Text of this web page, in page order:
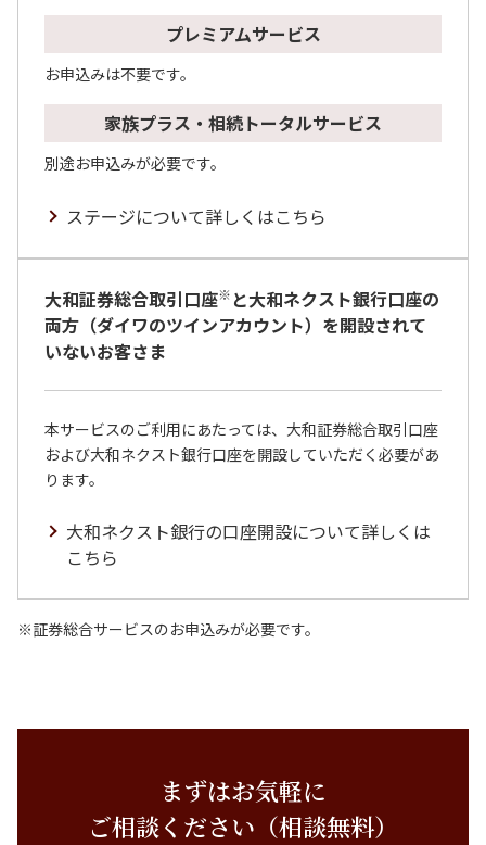
プレミアムサービス
お申込みは不要です。
家族プラス・相続トータルサービス
別途お申込みが必要です。
ステージについて詳しくはこちら
大和証券総合取引口座※ と大和ネクスト銀行口座の
両方（ダイワのツインアカウント）を開設されて
いないお客さま
本サービスのご利用にあたっては、大和証券総合取引口座
および大和ネクスト銀行口座を開設していただく必要があ
ります。
大和ネクスト銀行の口座開設について詳しくは
こちら
証券総合サービスのお申込みが必要です。
まずはお気軽に
ご相談ください（相談無料）